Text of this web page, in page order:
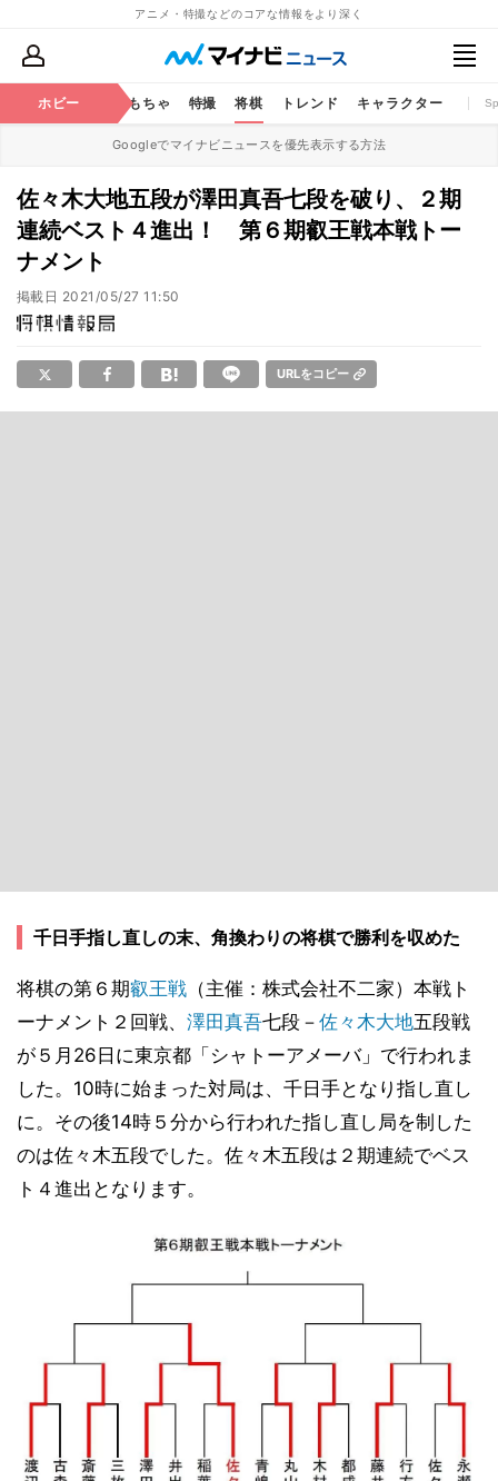
アニメ・特撮などのコアな情報をより深く
ホビー
コミック おもちゃ 特撮 将棋 トレンド キャラクター
Googleでマイナビニュースを優先表示する方法
佐々木大地五段が澤田真吾七段を破り、２期
連続ベスト４進出！ 第６期叡王戦本戦トー
ナメント
掲載日 2021/05/27 11:50
URLをコピー
千日手指し直しの末、角換わりの将棋で勝利を収めた
将棋の第６期叡王戦 （主催：株式会社不二家）本戦ト
ーナメント２回戦、 澤田真吾七段－ 佐々木大地五段戦
が５月26日に東京都「シャトーアメーバ」で行われま
した。10時に始まった対局は、千日手となり指し直し
に。その後14時５分から行われた指し直し局を制した
のは佐々木五段でした。佐々木五段は２期連続でベス
ト４進出となります。